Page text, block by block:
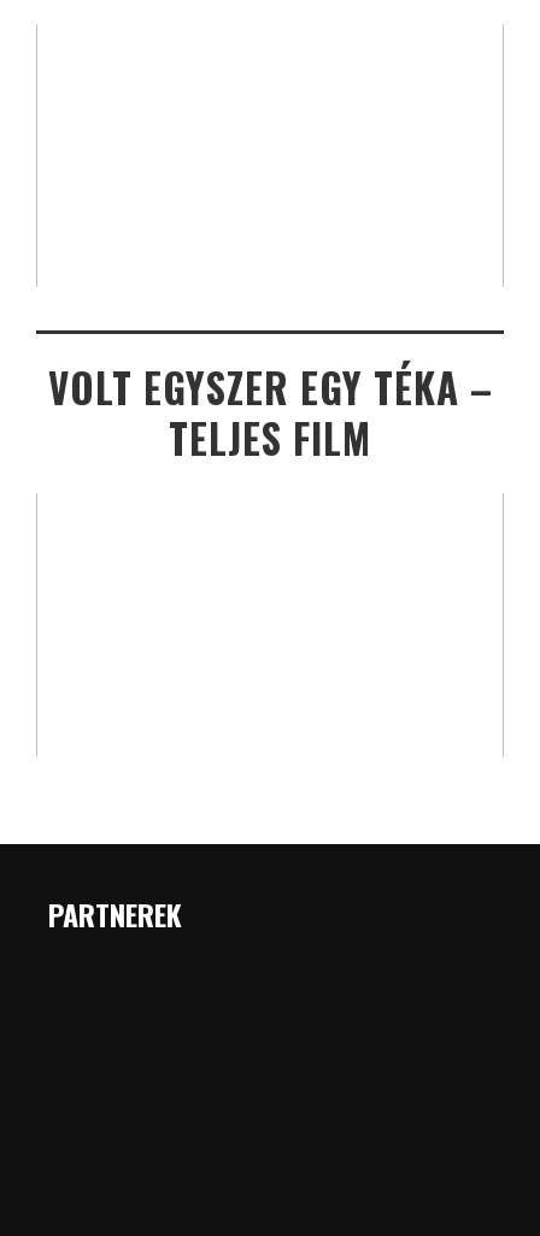
VOLT EGYSZER EGY TÉKA –
TELJES FILM
PARTNEREK